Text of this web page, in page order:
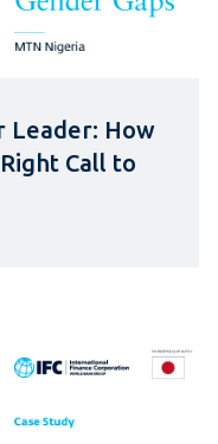
Leader: How
Call to